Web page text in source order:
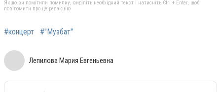
Якщо ви помітили помилку, виділіть необхідний текст і натисніть Ctrl + Enter, щоб
повідомити про це редакцію
#концерт #"Музбат"
Лепилова Мария Евгеньевна